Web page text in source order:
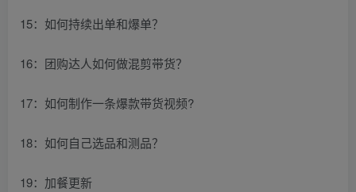
15：如何持续出单和爆单？
16：团购达人如何做混剪带货？
17：如何制作一条爆款带货视频?
18：如何自己选品和测品？
19：加餐更新